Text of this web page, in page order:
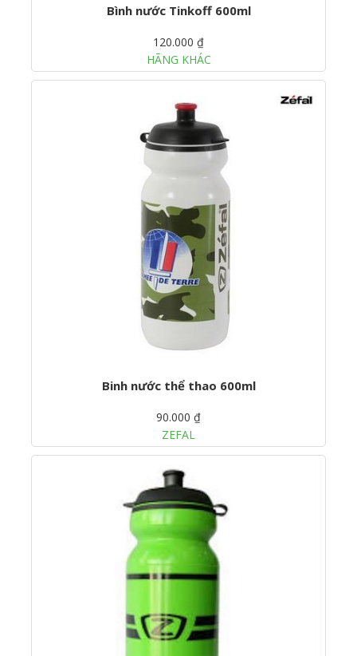
Bình nước Tinkoff 600ml
120.000 ₫
HÃNG KHÁC
Binh nước thể thao 600ml
90.000 ₫
ZEFAL